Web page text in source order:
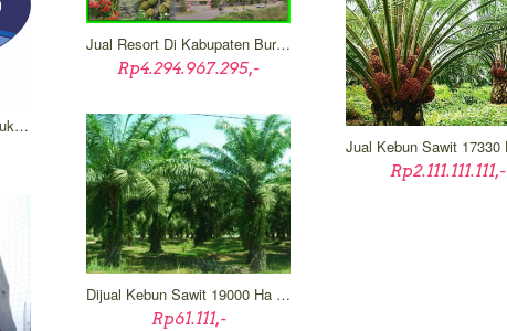
Masker Scuba Printing Untuk Pilkada
Jual Resort Di Kabupaten Buru, Maluku
Rp4.294.967.295,-
Rp2.111.111.111,-
Dijual Kebun Sawit 19000 Ha Kalimantan Selatan
Rp61.111,-